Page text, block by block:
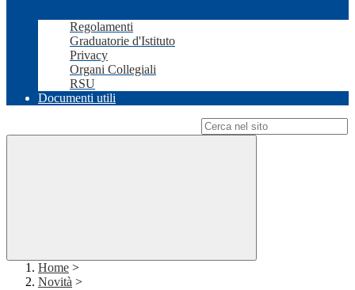
Regolamenti
Graduatorie d'Istituto
Privacy
Organi Collegiali
RSU
Documenti utili
Home >
Novità >